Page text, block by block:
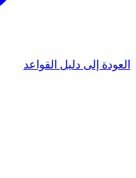
العودة إلى دليل القواعد